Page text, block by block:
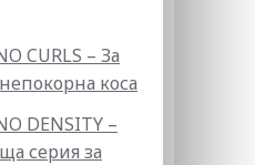
CURLS – За
коса
DENSITY –
серия за